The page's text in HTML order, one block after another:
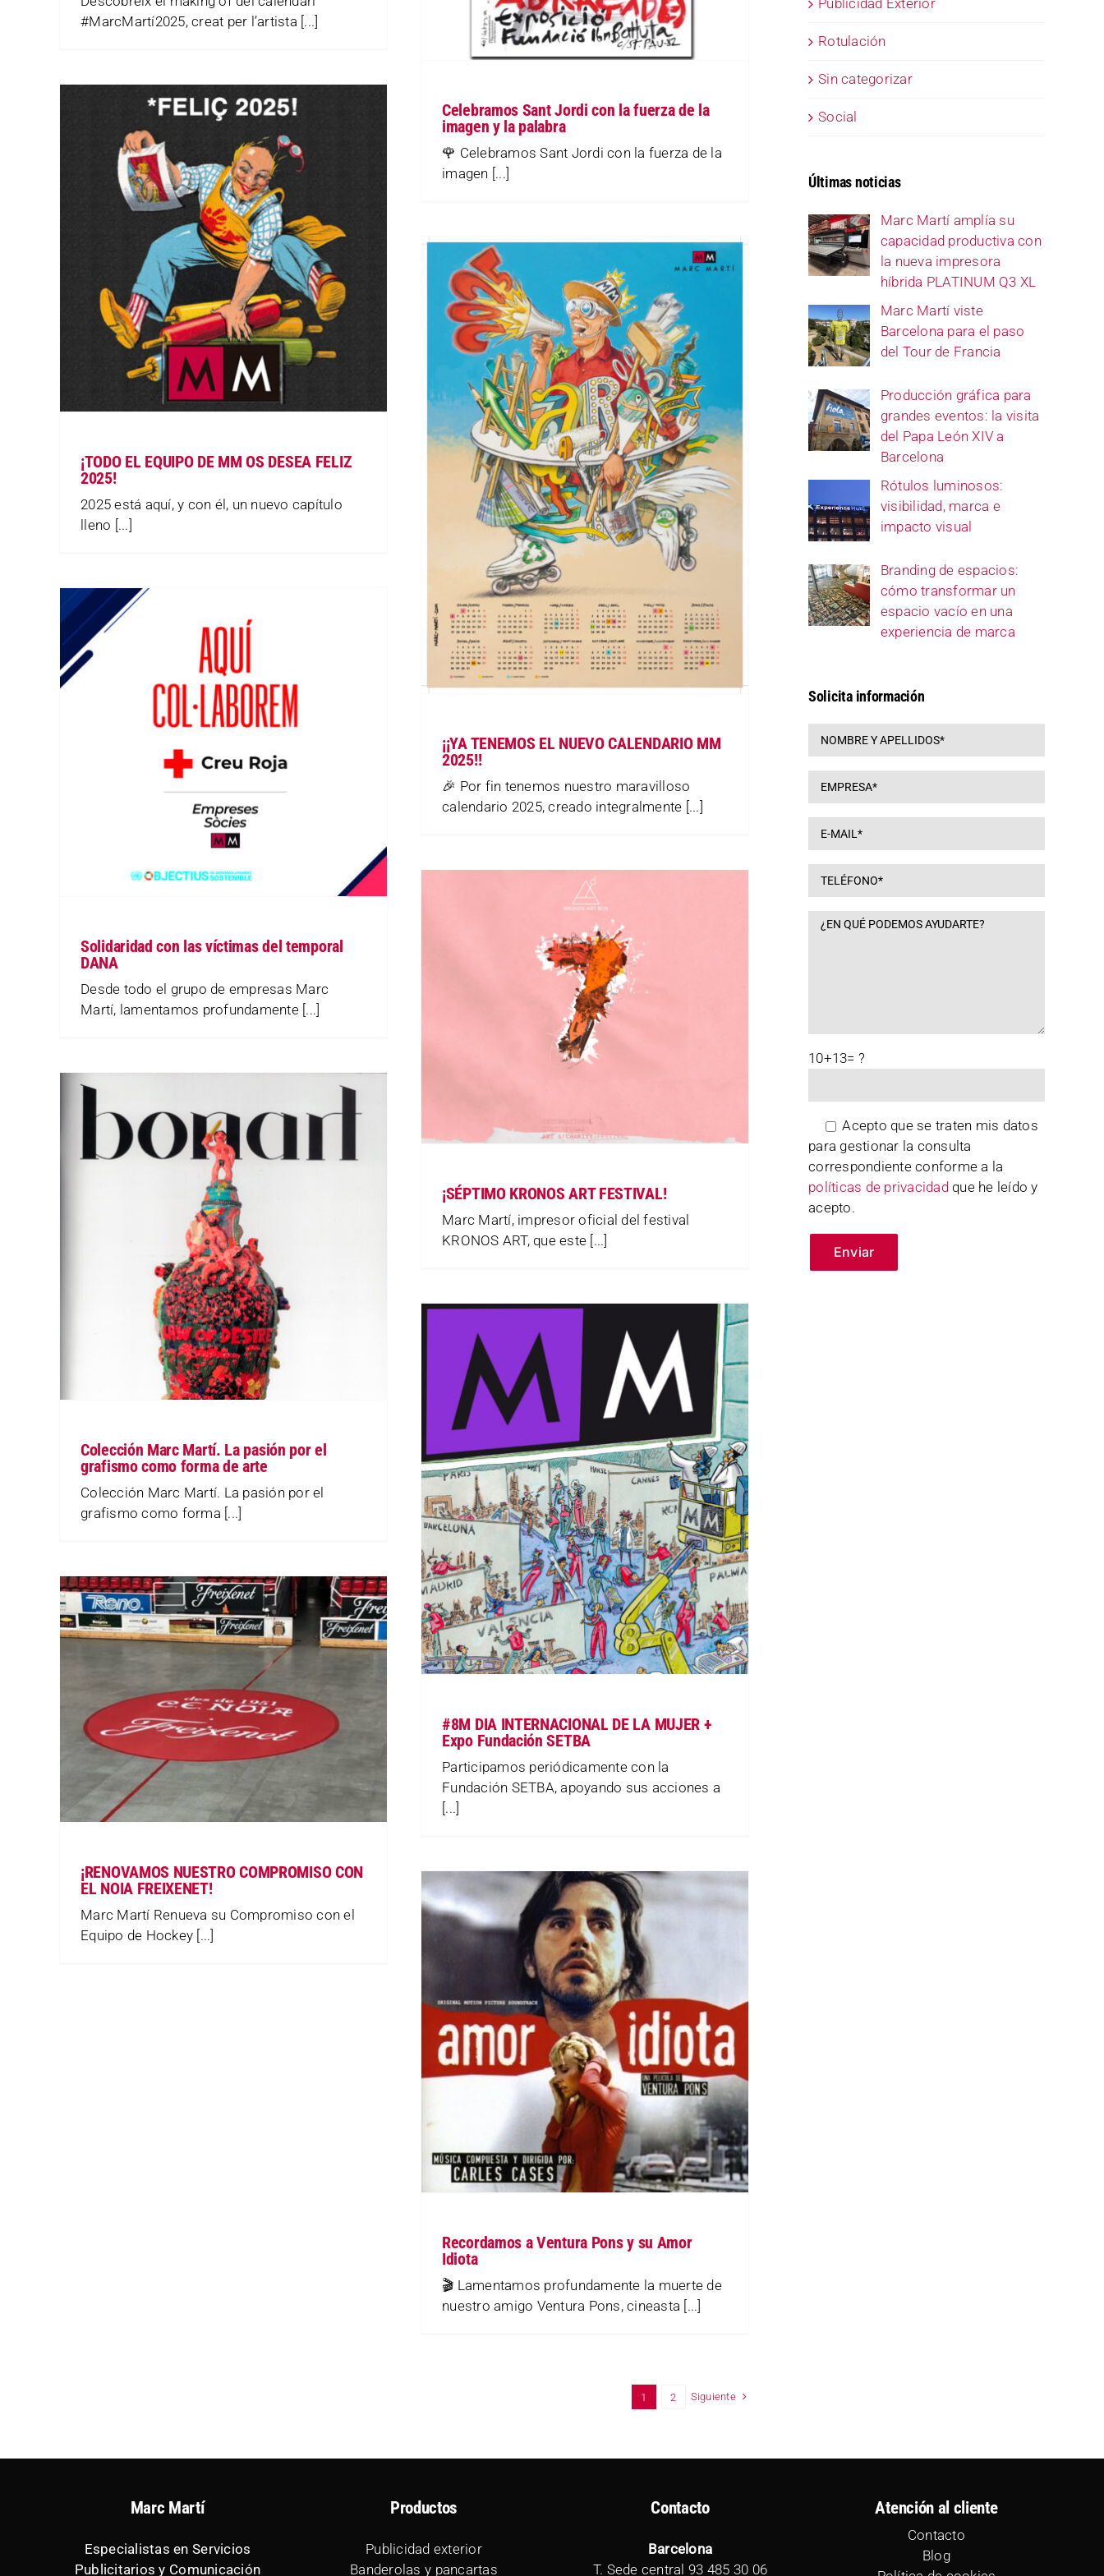
#MarcMartí2025, creat per l’artista [...]
Celebramos Sant Jordi con la fuerza de la
imagen y la palabra
🌹 Celebramos Sant Jordi con la fuerza de la
imagen [...]
¡TODO EL EQUIPO DE MM OS DESEA FELIZ
2025!
2025 está aquí, y con él, un nuevo capítulo
lleno [...]
¡¡YA TENEMOS EL NUEVO CALENDARIO MM
2025!!
🎉 Por fin tenemos nuestro maravilloso
calendario 2025, creado integralmente [...]
Solidaridad con las víctimas del temporal
DANA
Desde todo el grupo de empresas Marc
Martí, lamentamos profundamente [...]
¡SÉPTIMO KRONOS ART FESTIVAL!
Marc Martí, impresor oficial del festival
KRONOS ART, que este [...]
Colección Marc Martí. La pasión por el
grafismo como forma de arte
Colección Marc Martí. La pasión por el
grafismo como forma [...]
#8M DIA INTERNACIONAL DE LA MUJER +
Expo Fundación SETBA
Participamos periódicamente con la
Fundación SETBA, apoyando sus acciones a
[...]
¡RENOVAMOS NUESTRO COMPROMISO CON
EL NOIA FREIXENET!
Marc Martí Renueva su Compromiso con el
Equipo de Hockey [...]
Recordamos a Ventura Pons y su Amor
Idiota
🎬 Lamentamos profundamente la muerte de
nuestro amigo Ventura Pons, cineasta [...]
1 2 Siguiente
Rotulación
Sin categorizar
Social
Últimas noticias
Marc Martí amplía su
capacidad productiva con
la nueva impresora
híbrida PLATINUM Q3 XL
Marc Martí viste
Barcelona para el paso
del Tour de Francia
Producción gráfica para
grandes eventos: la visita
del Papa León XIV a
Barcelona
Rótulos luminosos:
visibilidad, marca e
impacto visual
Branding de espacios:
cómo transformar un
espacio vacío en una
experiencia de marca
Solicita información
10+13= ?
Acepto que se traten mis datos
para gestionar la consulta
correspondiente conforme a la
políticas de privacidad que he leído y
acepto.
Marc Martí
Especialistas en Servicios
Publicitarios y Comunicación
Productos
Publicidad exterior
Banderolas y pancartas
Contacto
Barcelona
T. Sede central 93 485 30 06
Atención al cliente
Contacto
Blog